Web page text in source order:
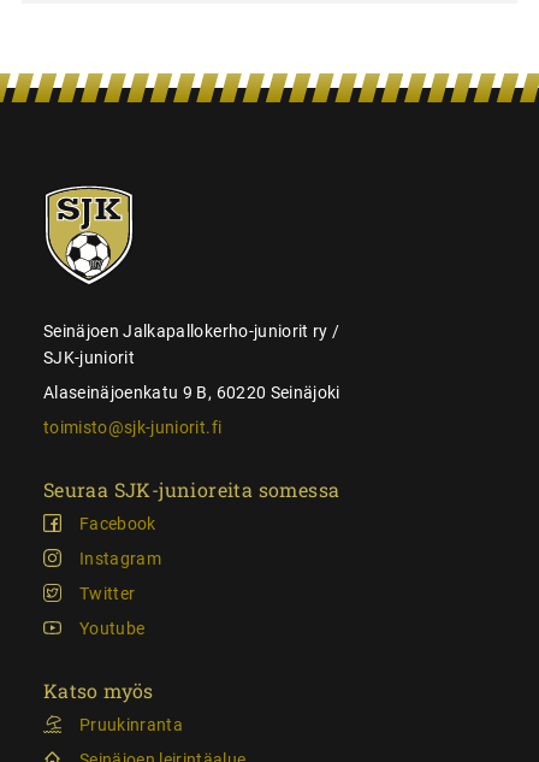
SJK-
juniorit
Seinäjoen Jalkapallokerho-juniorit ry /
SJK-juniorit
Alaseinäjoenkatu 9 B, 60220 Seinäjoki
toimisto@sjk-juniorit.fi
Seuraa SJK-junioreita somessa
Facebook
Instagram
Twitter
Youtube
Katso myös
Pruukinranta